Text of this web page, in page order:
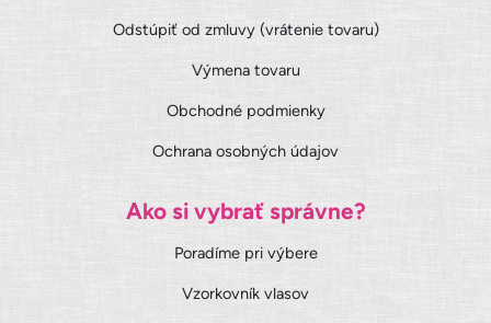
Odstúpiť od zmluvy (vrátenie tovaru)
Výmena tovaru
Obchodné podmienky
Ochrana osobných údajov
Ako si vybrať správne?
Poradíme pri výbere
Vzorkovník vlasov